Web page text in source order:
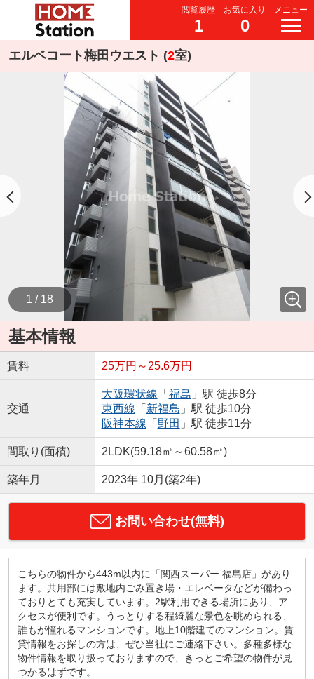
閲覧履歴
1
お気に入り
0
メニュー
エルベコート梅田ウエスト (2室)
1 / 18
基本情報
賃料 25万円～25.6万円
交通
大阪環状線 「 福島 」駅 徒歩8分
東西線 「 新福島 」駅 徒歩10分
阪神本線 「 野田 」駅 徒歩11分
間取り(面積) 2LDK(59.18㎡～60.58㎡)
築年月 2023年 10月(築2年)
お問い合わせ(無料)
こちらの物件から443m以内に「関西スーパー 福島店」があり
ます。共用部には敷地内ごみ置き場・エレベータなどが備わっ
ておりとても充実しています。2駅利用できる場所にあり、ア
クセスが便利です。うっとりする程綺麗な景色を眺められる、
誰もが憧れるマンションです。地上10階建てのマンション。賃
貸情報をお探しの方は、ぜひ当社にご連絡下さい。多種多様な
物件情報を取り扱っておりますので、きっとご希望の物件が見
つかるはずです。